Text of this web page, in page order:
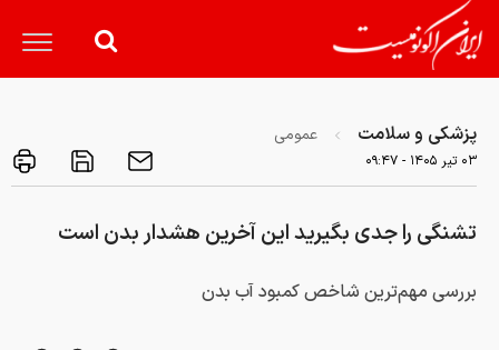
پزشکی و سلامت عمومی
۰۳ تير ۱۴۰۵ - ۰۹:۴۷
تشنگی را جدی بگیرید این آخرین هشدار بدن است
بررسی مهم‌ترین شاخص کمبود آب بدن